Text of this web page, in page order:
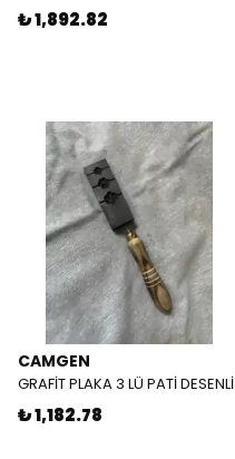
₺ 1,892.82
CAMGEN
GRAFİT PLAKA 3 LÜ PATİ DESENLİ
₺ 1,182.78